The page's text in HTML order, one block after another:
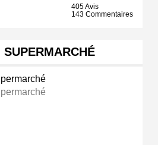
405 Avis
143 Commentaires
SUPERMARCHÉ